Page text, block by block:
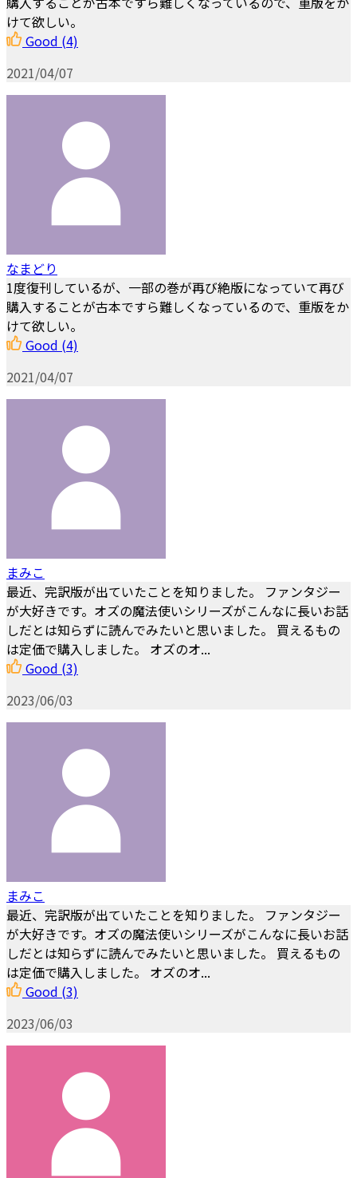
けて欲しい。
Good (4)
2021/04/07
なまどり
1度復刊しているが、一部の巻が再び絶版になっていて再び
購入することが古本ですら難しくなっているので、重版をか
けて欲しい。
Good (4)
2021/04/07
まみこ
最近、完訳版が出ていたことを知りました。 ファンタジー
が大好きです。オズの魔法使いシリーズがこんなに長いお話
しだとは知らずに読んでみたいと思いました。 買えるもの
は定価で購入しました。 オズのオ...
Good (3)
2023/06/03
まみこ
最近、完訳版が出ていたことを知りました。 ファンタジー
が大好きです。オズの魔法使いシリーズがこんなに長いお話
しだとは知らずに読んでみたいと思いました。 買えるもの
は定価で購入しました。 オズのオ...
Good (3)
2023/06/03